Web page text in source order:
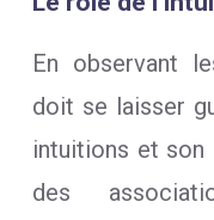
En observant
doit se laisser
intuitions et son
des